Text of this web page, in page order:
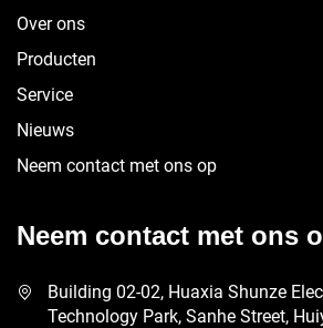
Over ons
Producten
Service
Nieuws
Neem contact met ons op
Neem contact met ons
Building 02-02, Huaxia Shunze
Technology Park, Sanhe Street,